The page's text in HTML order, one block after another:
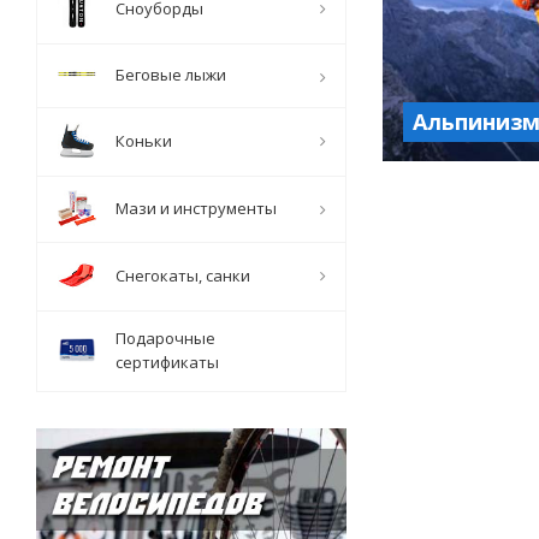
Альпинизм
Сноуборды
Беговые лыжи
Коньки
Мази и инструменты
Снегокаты, санки
Подарочные
сертификаты